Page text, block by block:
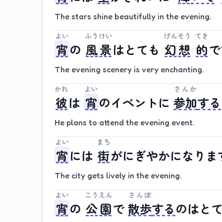
The stars shine beautifully in the evening.
宵
よい
の 風景
ふうけい
はとても 幻想
げんそう
的
てき
The evening scenery is very enchanting.
彼
かれ
は 宵
よい
のイベント に 参加
さんか
する
He plans to attend the evening event.
宵
よい
には 街
まち
がにぎやかになりま
The city gets lively in the evening.
宵
よい
の 公園
こうえん
で 散歩
さんぽ
する のはと